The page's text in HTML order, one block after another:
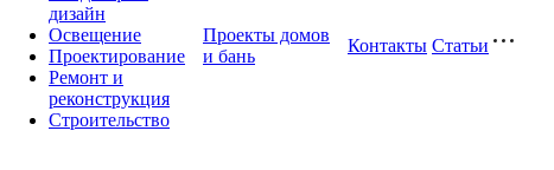
дизайн
Освещение
Проектирование
Ремонт и
реконструкция
Строительство
Проекты домов
и бань
Контакты Статьи